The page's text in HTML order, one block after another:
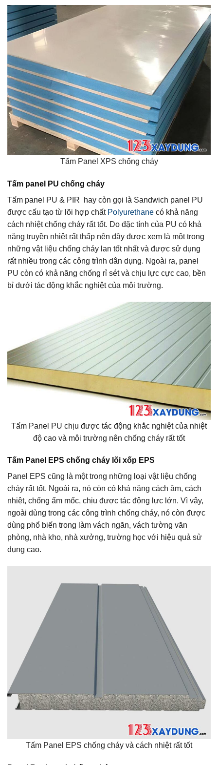
Tấm Panel XPS chống cháy
Tấm panel PU chống cháy
Tấm panel PU & PIR hay còn gọi là Sandwich panel PU
được cấu tạo từ lõi hợp chất Polyurethane có khả năng
cách nhiệt chống cháy rất tốt. Do đặc tính của PU có khả
năng truyền nhiệt rất thấp nên đây được xem là một trong
những vật liệu chống cháy lan tốt nhất và được sử dụng
rất nhiều trong các công trình dân dụng. Ngoài ra, panel
PU còn có khả năng chống rỉ sét và chịu lực cực cao, bền
bỉ dưới tác động khắc nghiệt của môi trường.
Tấm Panel PU chịu được tác động khắc nghiệt của nhiệt
độ cao và môi trường nên chống cháy rất tốt
Tấm Panel EPS chống cháy lõi xốp EPS
Panel EPS cũng là một trong những loại vật liệu chống
cháy rất tốt. Ngoài ra, nó còn có khả năng cách âm, cách
nhiệt, chống ẩm mốc, chịu được tác động lực lớn. Vì vậy,
ngoài dùng trong các công trình chống cháy, nó còn được
dùng phổ biến trong làm vách ngăn, vách tường văn
phòng, nhà kho, nhà xưởng, trường học với hiệu quả sử
dụng cao.
Tấm Panel EPS chống cháy và cách nhiệt rất tốt